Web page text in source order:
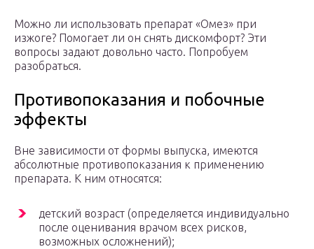
Можно ли использовать препарат «Омез» при
изжоге? Помогает ли он снять дискомфорт? Эти
вопросы задают довольно часто. Попробуем
разобраться.
Противопоказания и побочные
эффекты
Вне зависимости от формы выпуска, имеются
абсолютные противопоказания к применению
препарата. К ним относятся:
детский возраст (определяется индивидуально
после оценивания врачом всех рисков,
возможных осложнений);